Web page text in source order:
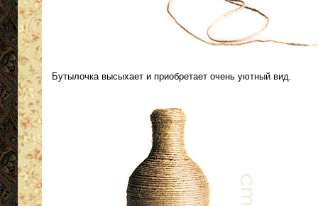
Бутылочка высыхает и приобретает очень уютный вид.